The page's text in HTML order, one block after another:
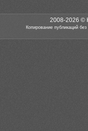
2008-2026 ©
Копирование публикаций